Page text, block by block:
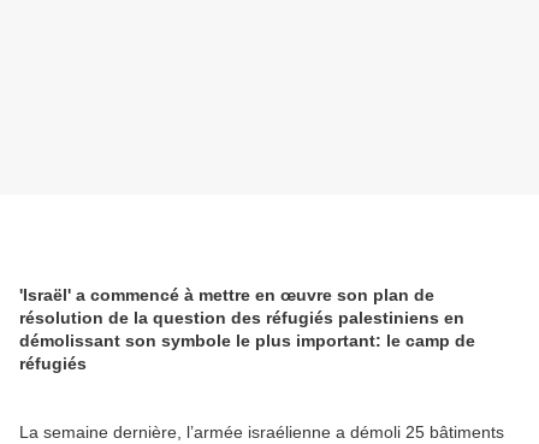
'Israël' a commencé à mettre en œuvre son plan de
résolution de la question des réfugiés palestiniens en
démolissant son symbole le plus important: le camp de
réfugiés
La semaine dernière, l’armée israélienne a démoli 25 bâtiments